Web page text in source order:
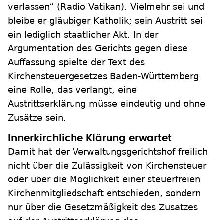
verlassen“ (Radio Vatikan). Vielmehr sei und
bleibe er gläubiger Katholik; sein Austritt sei
ein lediglich staatlicher Akt. In der
Argumentation des Gerichts gegen diese
Auffassung spielte der Text des
Kirchensteuergesetzes Baden-Württemberg
eine Rolle, das verlangt, eine
Austrittserklärung müsse eindeutig und ohne
Zusätze sein.
Innerkirchliche Klärung erwartet
Damit hat der Verwaltungsgerichtshof freilich
nicht über die Zulässigkeit von Kirchensteuer
oder über die Möglichkeit einer steuerfreien
Kirchenmitgliedschaft entschieden, sondern
nur über die Gesetzmäßigkeit des Zusatzes